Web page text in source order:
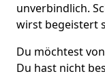
unverbindlich.
wirst begeistert
Du möchtest
Du hast nicht